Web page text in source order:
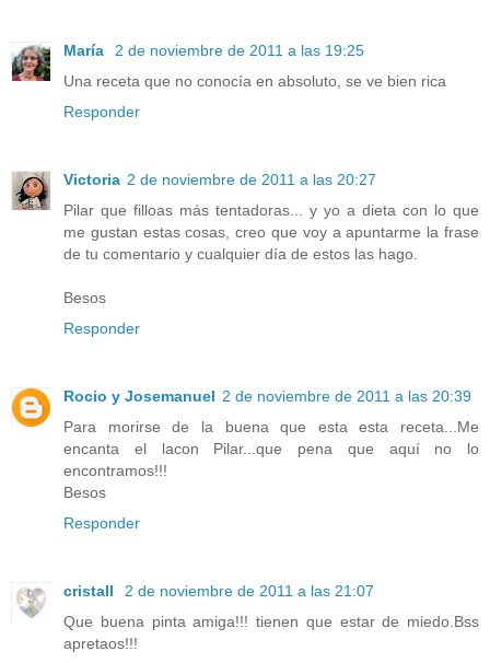
María
2 de noviembre de 2011 a las 19:25
Una receta que no conocía en absoluto, se ve bien rica
Responder
Victoria 2 de noviembre de 2011 a las 20:27
Pilar que filloas más tentadoras... y yo a dieta con lo que
me gustan estas cosas, creo que voy a apuntarme la frase
de tu comentario y cualquier día de estos las hago.
Besos
Responder
Rocio y Josemanuel 2 de noviembre de 2011 a las 20:39
Para morirse de la buena que esta esta receta...Me
encanta el lacon Pilar...que pena que aquí no lo
encontramos!!!
Besos
Responder
cristall
2 de noviembre de 2011 a las 21:07
Que buena pinta amiga!!! tienen que estar de miedo.Bss
apretaos!!!